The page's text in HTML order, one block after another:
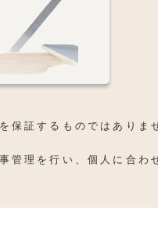
保証するものではありま
管理を行い、個人に合わ